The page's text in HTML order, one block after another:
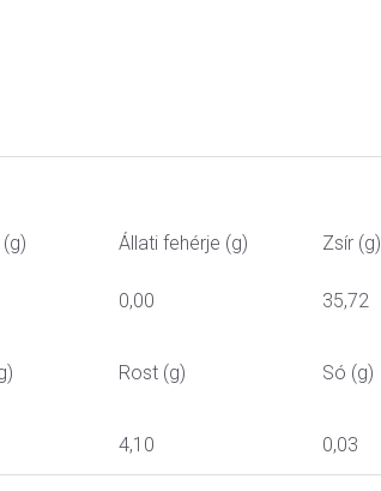
Állati fehérje (g) Zsír (g)
0,00 35,72
Rost (g) Só (g)
4,10 0,03